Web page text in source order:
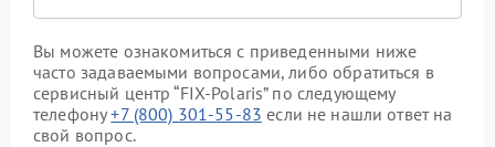
Вы можете ознакомиться с приведенными ниже
часто задаваемыми вопросами, либо обратиться в
сервисный центр “FIX-Polaris” по следующему
телефону+7 (800) 301-55-83 если не нашли ответ на
свой вопрос.